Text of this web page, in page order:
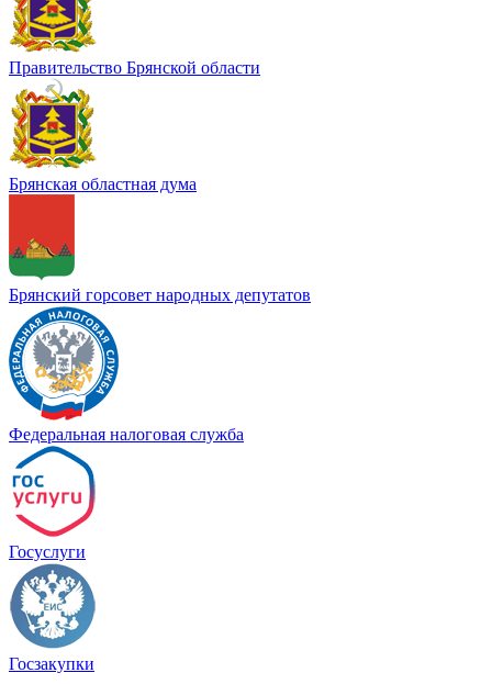
Правительство Брянской области
Брянская областная дума
Брянский горсовет народных депутатов
Федеральная налоговая служба
Госуслуги
Госзакупки